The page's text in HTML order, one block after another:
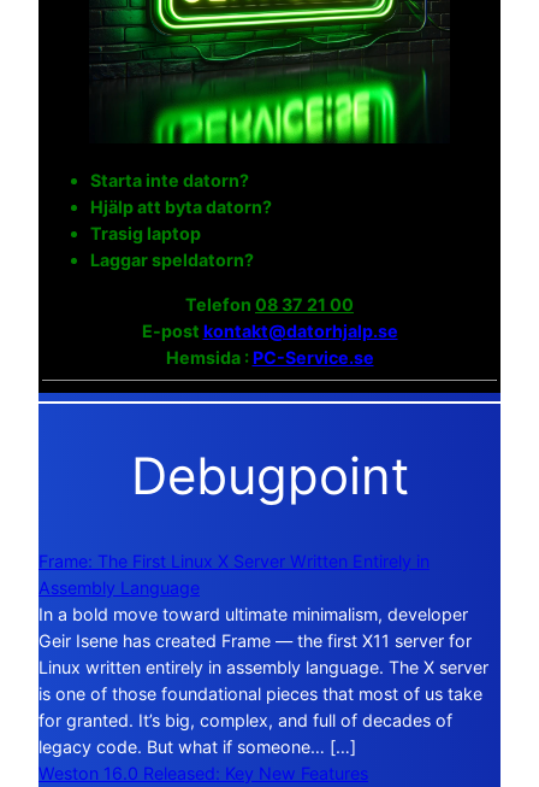
Starta inte datorn?
Hjälp att byta datorn?
Trasig laptop
Laggar speldatorn?
Telefon 08 37 21 00
E-post kontakt@datorhjalp.se
Hemsida :PC-Service.se
Debugpoint
Frame: The First Linux X Server Written Entirely in
Assembly Language
In a bold move toward ultimate minimalism, developer
Geir Isene has created Frame — the first X11 server for
Linux written entirely in assembly language. The X server
is one of those foundational pieces that most of us take
for granted. It’s big, complex, and full of decades of
legacy code. But what if someone… […]
Weston 16.0 Released: Key New Features